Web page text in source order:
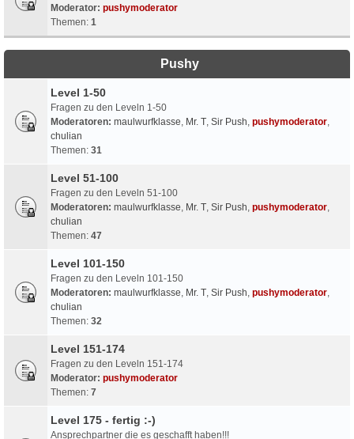
Moderator: pushymoderator
Themen: 1
Pushy
Level 1-50
Fragen zu den Leveln 1-50
Moderatoren: maulwurfklasse, Mr. T, Sir Push, pushymoderator,
chulian
Themen: 31
Level 51-100
Fragen zu den Leveln 51-100
Moderatoren: maulwurfklasse, Mr. T, Sir Push, pushymoderator,
chulian
Themen: 47
Level 101-150
Fragen zu den Leveln 101-150
Moderatoren: maulwurfklasse, Mr. T, Sir Push, pushymoderator,
chulian
Themen: 32
Level 151-174
Fragen zu den Leveln 151-174
Moderator: pushymoderator
Themen: 7
Level 175 - fertig :-)
Ansprechpartner die es geschafft haben!!!